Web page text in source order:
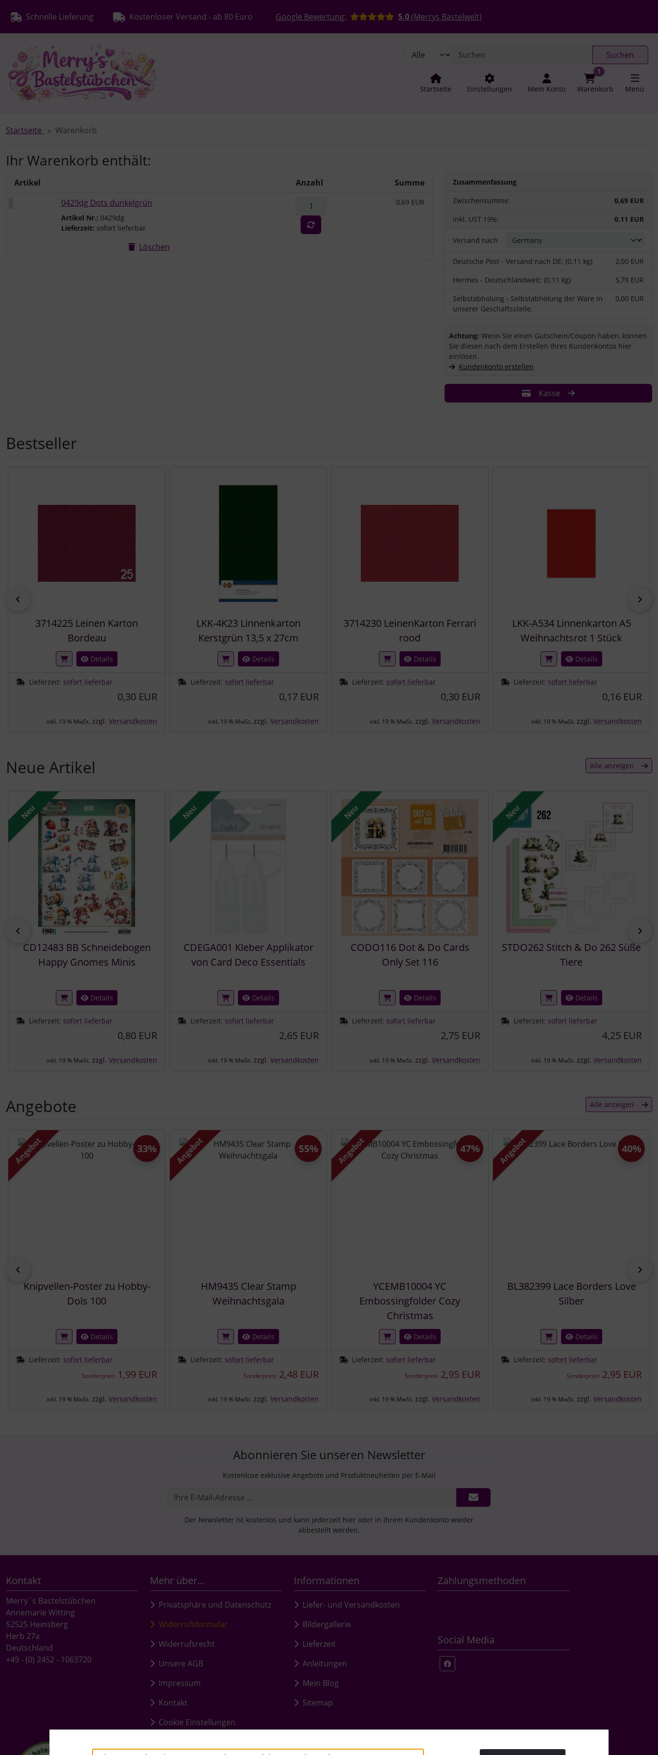
Sprungnavigation
Schnelle Lieferung Kostenloser Versand - ab 80 Euro Google Bewertung: 5.0(Merrys Bastelwelt)
Suchen
Startseite Einstellungen Mein Konto
1
Warenkorb Menü
Startseite Warenkorb
Ihr Warenkorb enthält:
Artikel Anzahl
Summe
0429dg Dots dunkelgrün
Artikel Nr.: 0429dg
Lieferzeit: sofort lieferbar
Löschen
0,69 EUR
Zusammenfassung
Zwischensumme:
0,69 EUR
inkl. UST 19%:
0,11 EUR
Versand nach
Deutsche Post - Versand nach DE: (0.11 kg)
2,00 EUR
Hermes - Deutschlandweit: (0.11 kg)
5,79 EUR
Selbstabholung - Selbstabholung der Ware in
unserer Geschäftsstelle.
0,00 EUR
Sie haben einen Coupon/Gutschein und wollen ihn einlösen?
Achtung: Wenn Sie einen Gutschein/Coupon haben, können
Sie diesen nach dem Erstellen Ihres Kundenkontos hier
einlösen.
Kundenkonto erstellen
Kasse
Bestseller
3714225 Leinen Karton
Bordeau
Details
Lieferzeit: sofort lieferbar
0,30 EUR
inkl. 19 % MwSt. zzgl. Versandkosten
LKK-4K23 Linnenkarton
Kerstgrün 13,5 x 27cm
Details
Lieferzeit: sofort lieferbar
0,17 EUR
inkl. 19 % MwSt. zzgl. Versandkosten
3714230 LeinenKarton Ferrari
rood
Details
Lieferzeit: sofort lieferbar
0,30 EUR
inkl. 19 % MwSt. zzgl. Versandkosten
LKK-A534 Linnenkarton A5
Weihnachtsrot 1 Stück
Details
Lieferzeit: sofort lieferbar
0,16 EUR
inkl. 19 % MwSt. zzgl. Versandkosten
Neue Artikel Alle anzeigen
Es folgt ein Produktslider - navigieren Sie mit der Tab-Taste zu den einzelnen Artikeln.
zurück
Neu
CD12483 BB Schneidebogen
Happy Gnomes Minis
Details
Lieferzeit: sofort lieferbar
0,80 EUR
inkl. 19 % MwSt. zzgl. Versandkosten
Neu
CDEGA001 Kleber Applikator
von Card Deco Essentials
Details
Lieferzeit: sofort lieferbar
2,65 EUR
inkl. 19 % MwSt. zzgl. Versandkosten
Neu
CODO116 Dot & Do Cards
Only Set 116
Details
Lieferzeit: sofort lieferbar
2,75 EUR
inkl. 19 % MwSt. zzgl. Versandkosten
Neu
STDO262 Stitch & Do 262 Süße
Tiere
Details
Lieferzeit: sofort lieferbar
4,25 EUR
inkl. 19 % MwSt. zzgl. Versandkosten
Angebote Alle anzeigen
Es folgt ein Produktslider - navigieren Sie mit der Tab-Taste zu den einzelnen Artikeln.
Angebot
Knipvellen-Poster zu Hobby-
Dols 100
Details
Lieferzeit: sofort lieferbar
Sonderpreis 1,99 EUR
33%
inkl. 19 % MwSt. zzgl. Versandkosten
Angebot
HM9435 Clear Stamp
Weihnachtsgala
Details
Lieferzeit: sofort lieferbar
Sonderpreis 2,48 EUR
55%
inkl. 19 % MwSt. zzgl. Versandkosten
Angebot
YCEMB10004 YC
Embossingfolder Cozy
Christmas
Details
Lieferzeit: sofort lieferbar
Sonderpreis 2,95 EUR
47%
inkl. 19 % MwSt. zzgl. Versandkosten
Angebot
BL382399 Lace Borders Love
Silber
Details
Lieferzeit: sofort lieferbar
Sonderpreis 2,95 EUR
40%
inkl. 19 % MwSt. zzgl. Versandkosten
Abonnieren Sie unseren Newsletter
Kostenlose exklusive Angebote und Produktneuheiten per E-Mail
Der Newsletter ist kostenlos und kann jederzeit hier oder in Ihrem Kundenkonto wieder
abbestellt werden.
Kontakt
Merry`s Bastelstübchen
Annemarie Witting
52525 Heinsberg
Herb 27a
Deutschland
+49 - (0) 2452 - 1063720
Mehr über...
Privatsphäre und Datenschutz
Widerrufsformular
Widerrufsrecht
Unsere AGB
Impressum
Kontakt
Cookie Einstellungen
Informationen
Liefer- und Versandkosten
Bildergallerie
Lieferzeit
Anleitungen
Mein Blog
Sitemap
Zahlungsmethoden
Social Media